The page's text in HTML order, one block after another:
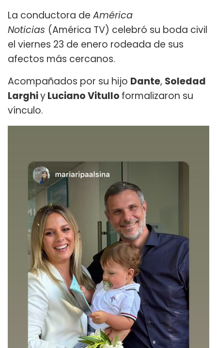
La conductora deAmérica
Noticias (América TV) celebró su boda civil
el viernes 23 de enero rodeada de sus
afectos más cercanos.
Acompañados por su hijo Dante, Soledad
LarghiyLuciano Vitullo formalizaron su
vínculo.